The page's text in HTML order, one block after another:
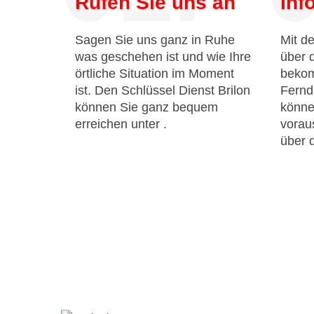
Sagen Sie uns ganz in Ruhe
was geschehen ist und wie Ihre
örtliche Situation im Moment
ist. Den Schlüssel Dienst Brilon
können Sie ganz bequem
erreichen unter .
Mit
über
über